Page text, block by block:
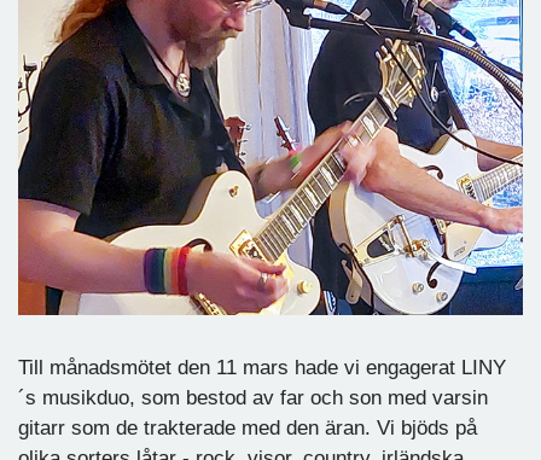
Till månadsmötet den 11 mars hade vi engagerat LINY
´s musikduo, som bestod av far och son med varsin
gitarr som de trakterade med den äran. Vi bjöds på